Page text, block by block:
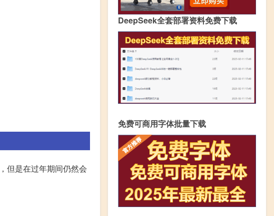
但是在过年期间仍然会
DeepSeek全套部署资料免费下载
免费可商用字体批量下载